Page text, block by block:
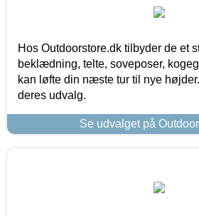
Hos Outdoorstore.dk tilbyder de et
beklædning, telte, soveposer,
kan løfte din næste tur til nye
deres udvalg.
Se udvalget på